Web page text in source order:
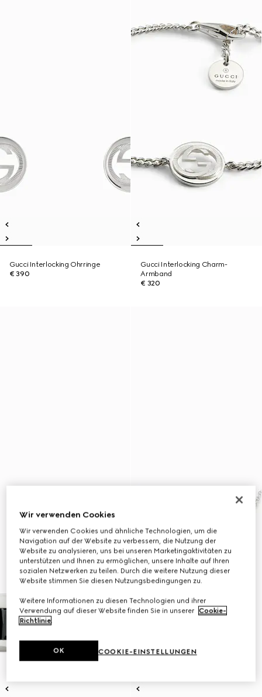
Gucci Interlocking Ohrringe
€ 390
Gucci Interlocking Charm-
Armband
€ 320
Wir verwenden Cookies
Wir verwenden Cookies und ähnliche Technologien, um die
Navigation auf der Website zu verbessern, die Nutzung der
Website zu analysieren, uns bei unseren Marketingaktivitäten zu
unterstützen und Ihnen zu ermöglichen, unsere Inhalte auf Ihren
sozialen Netzwerken zu teilen. Durch die weitere Nutzung dieser
Website stimmen Sie diesen Nutzungsbedingungen zu.
Weitere Informationen zu diesen Technologien und ihrer
Verwendung auf dieser Website finden Sie in unserer Cookie-
Richtlinie.
COOKIE-EINSTELLUNGEN
OK